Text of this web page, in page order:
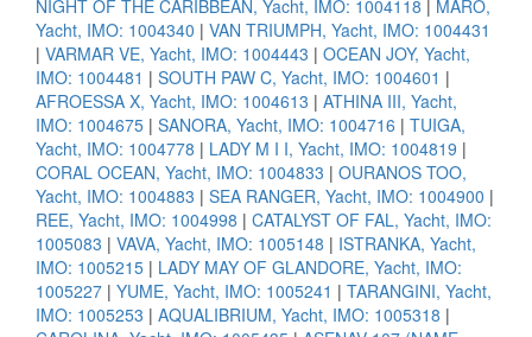
NIGHT OF THE CARIBBEAN, Yacht, IMO: 1004118 | MARO,
Yacht, IMO: 1004340 | VAN TRIUMPH, Yacht, IMO: 1004431
| VARMAR VE, Yacht, IMO: 1004443 | OCEAN JOY, Yacht,
IMO: 1004481 | SOUTH PAW C, Yacht, IMO: 1004601 |
AFROESSA X, Yacht, IMO: 1004613 | ATHINA III, Yacht,
IMO: 1004675 | SANORA, Yacht, IMO: 1004716 | TUIGA,
Yacht, IMO: 1004778 | LADY M I I, Yacht, IMO: 1004819 |
CORAL OCEAN, Yacht, IMO: 1004833 | OURANOS TOO,
Yacht, IMO: 1004883 | SEA RANGER, Yacht, IMO: 1004900 |
REE, Yacht, IMO: 1004998 | CATALYST OF FAL, Yacht, IMO:
1005083 | VAVA, Yacht, IMO: 1005148 | ISTRANKA, Yacht,
IMO: 1005215 | LADY MAY OF GLANDORE, Yacht, IMO:
1005227 | YUME, Yacht, IMO: 1005241 | TARANGINI, Yacht,
IMO: 1005253 | AQUALIBRIUM, Yacht, IMO: 1005318 |